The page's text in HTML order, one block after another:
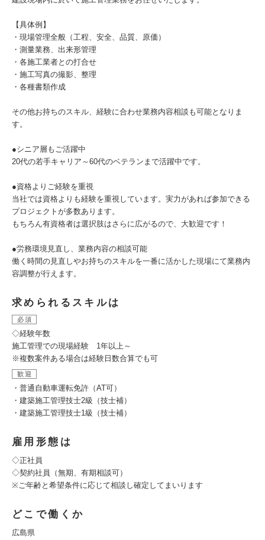
【具体例】
・現場管理全般（工程、安全、品質、原価）
・測量業務、出来形管理
・各施工業者との打合せ
・施工写真の撮影、整理
・各種書類作成
その他お持ちのスキル、経験に合わせ業務内容相談も可能となりま
す。
●シニア層もご活躍中
20代の若手キャリア～60代のベテランまで活躍中です。
●資格よりご経験を重視
当社では資格よりも経験を重視しています。実力があれば参加できる
プロジェクトが多数あります。
もちろん有資格者は選択肢はさらに広がるので、大歓迎です！
●労務環境見直し、業務内容の相談可能
働く時間の見直しやお持ちのスキルを一番に活かした現場にて業務内
容調整が行えます。
求められるスキルは
必須
◇経験年数
施工管理での現場経験 1年以上～
※複数案件ある場合は経験日数合算でも可
歓迎
・普通自動車運転免許（AT可）
・建築施工管理技士2級（技士補）
・建築施工管理技士1級（技士補）
雇用形態は
◇正社員
◇契約社員（無期、有期相談可）
※ご年齢と希望条件に応じて相談し確定してまいります
どこで働くか
広島県